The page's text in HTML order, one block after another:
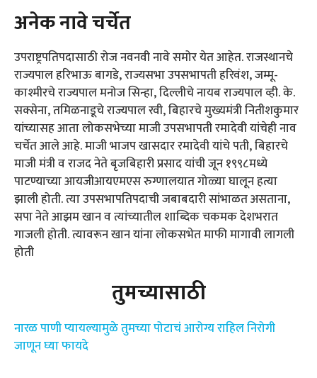
अनेक नावे चर्चेत
उपराष्ट्रपतिपदासाठी रोज नवनवी नावे समोर येत आहेत. राजस्थानचे
राज्यपाल हरिभाऊ बागडे, राज्यसभा उपसभापती हरिवंश, जम्मू-
काश्मीरचे राज्यपाल मनोज सिन्हा, दिल्लीचे नायब राज्यपाल व्ही. के.
सक्सेना, तमिळनाडूचे राज्यपाल रवी, बिहारचे मुख्यमंत्री नितीशकुमार
यांच्यासह आता लोकसभेच्या माजी उपसभापती रमादेवी यांचेही नाव
चर्चेत आले आहे. माजी भाजप खासदार रमादेवी यांचे पती, बिहारचे
माजी मंत्री व राजद नेते बृजबिहारी प्रसाद यांची जून १९९८मध्ये
पाटण्याच्या आयजीआयएमएस रुग्णालयात गोळ्या घालून हत्या
झाली होती. त्या उपसभापतिपदाची जबाबदारी सांभाळत असताना,
सपा नेते आझम खान व त्यांच्यातील शाब्दिक चकमक देशभरात
गाजली होती. त्यावरून खान यांना लोकसभेत माफी मागावी लागली
होती
तुमच्यासाठी
नारळ पाणी प्यायल्यामुळे तुमच्या पोटाचं आरोग्य राहिल निरोगी
जाणून घ्या फायदे